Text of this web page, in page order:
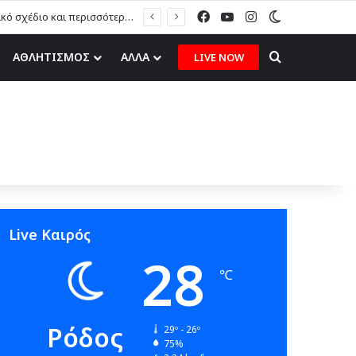
Μ. Πόκκιας στον topfm: «Θα τους υποδεχτούμε με δάφνες και πικροδάφνες» –Η ειρωνική “υποδοχή” στον υβριδικό σταθμό (ηχητικό) FacebookYouTubeInstagram
ΑΘΛΗΤΙΣΜΟΣ ΑΛΛΑ LIVE NOW Search for
Live Καιρός
Ρόδος
28 ℃
29º - 26º
75%